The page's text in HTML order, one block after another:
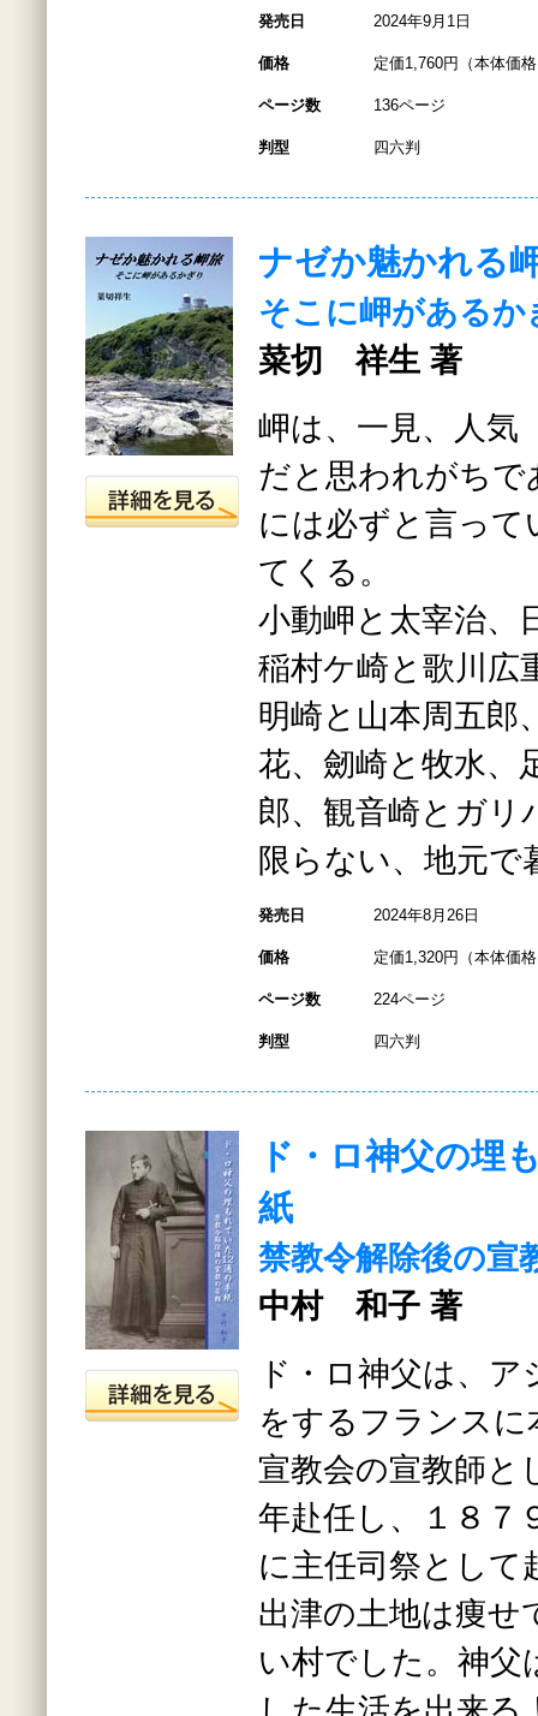
発売日 2024年9月1日
価格 定価1,760円（本体価
ページ数 136ページ
判型 四六判
ナゼか魅かれる
そこに岬があるか
菜切 祥生 著
岬は、一見、人気
だと思われがち
には必ずと言っ
てくる。
小動岬と太宰治、
稲村ケ崎と歌川広
明崎と山本周五郎
花、劒崎と牧水、
郎、観音崎とガ
限らない、地元
発売日 2024年8月26日
価格 定価1,320円（本体価
ページ数 224ページ
判型 四六判
ド・ロ神父の埋
紙
禁教令解除後の宣
中村 和子 著
ド・ロ神父は、
をするフランス
宣教会の宣教師と
年赴任し、１８７
に主任司祭として
出津の土地は痩せ
い村でした。神父